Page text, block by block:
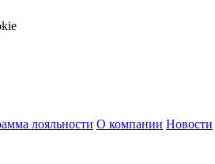
лояльности О компании Новости